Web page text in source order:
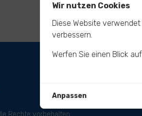
Rechte vorbehalten.
Wir nutzen Cookies
Diese Website
verbessern.
Werfen Sie einen Blick
Anpassen